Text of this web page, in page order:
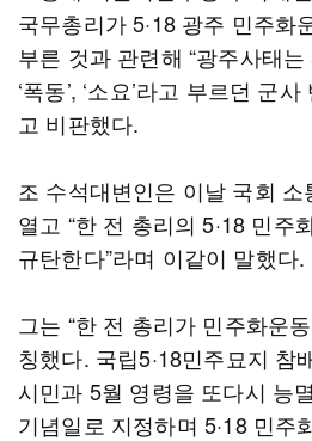
국무총리가 5·18 광주 민주화
부른 것과 관련해 “광주사태
‘폭동’, ‘소요’라고 부르던 군
고 비판했다.
조 수석대변인은 이날 국회
열고 “한 전 총리의 5·18 민주
규탄한다”라며 이같이 말했다.
그는 “한 전 총리가 민주화운
칭했다. 국립5·18민주묘지 참
시민과 5월 영령을 또다시 능
기념일로 지정하며 5·18 민주